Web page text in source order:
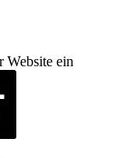
Website ein